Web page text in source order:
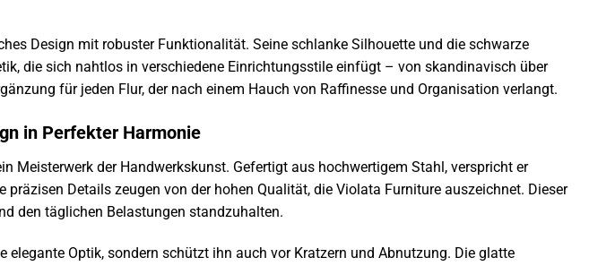
Design mit robuster Funktionalität. Seine schlanke Silhouette und die schwarze
die sich nahtlos in verschiedene Einrichtungsstile einfügt – von skandinavisch über
für jeden Flur, der nach einem Hauch von Raffinesse und Organisation verlangt.
in Perfekter Harmonie
Meisterwerk der Handwerkskunst. Gefertigt aus hochwertigem Stahl, verspricht er
Details zeugen von der hohen Qualität, die Violata Furniture auszeichnet. Dieser
den täglichen Belastungen standzuhalten.
Optik, sondern schützt ihn auch vor Kratzern und Abnutzung. Die glatte